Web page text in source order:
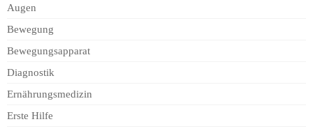
Augen
Bewegung
Bewegungsapparat
Diagnostik
Ernährungsmedizin
Erste Hilfe